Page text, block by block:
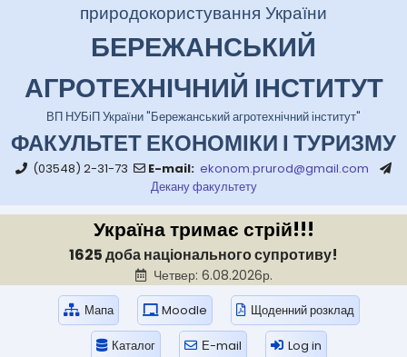
природокористування України
БЕРЕЖАНСЬКИЙ
АГРОТЕХНІЧНИЙ ІНСТИТУТ
ВП НУБіП України "Бережанський агротехнічний інститут"
ФАКУЛЬТЕТ ЕКОНОМІКИ І ТУРИЗМУ
(03548) 2-31-73 E-mail: ekonom.prurod@gmail.com
Декану факультету
Україна тримає стрій!!!
1625 доба національного супротиву!
Четвер: 6.08.2026р.
Мапа Moodle Щоденний розклад
Каталог Е-mail Log in